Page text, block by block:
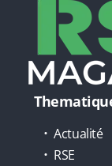
Actualité
RSE